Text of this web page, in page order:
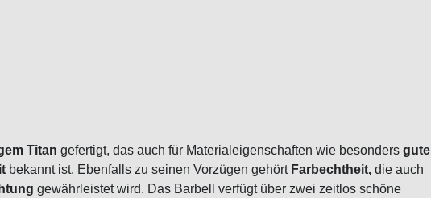
Titan gefertigt, das auch für Materialeigenschaften wie besonders gute
bekannt ist. Ebenfalls zu seinen Vorzügen gehört Farbechtheit, die auch
gewährleistet wird. Das Barbell verfügt über zwei zeitlos schöne